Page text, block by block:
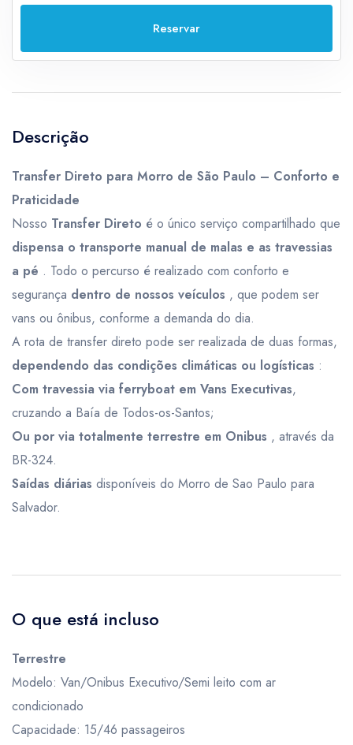
Reservar
Descrição
Transfer Direto para Morro de São Paulo – Conforto e
Praticidade
Nosso Transfer Direto é o único serviço compartilhado que
dispensa o transporte manual de malas e as travessias
a pé . Todo o percurso é realizado com conforto e
segurança dentro de nossos veículos , que podem ser
vans ou ônibus, conforme a demanda do dia.
A rota de transfer direto pode ser realizada de duas formas,
dependendo das condições climáticas ou logísticas :
Com travessia via ferryboat em Vans Executivas,
cruzando a Baía de Todos-os-Santos;
Ou por via totalmente terrestre em Onibus , através da
BR-324.
Saídas diárias disponíveis do Morro de Sao Paulo para
Salvador.
O que está incluso
Terrestre
Modelo: Van/Onibus Executivo/Semi leito com ar
condicionado
Capacidade: 15/46 passageiros